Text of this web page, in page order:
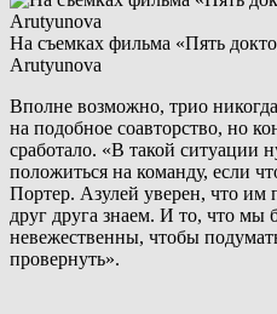
На съемках фильма «Пять
Arutyunova
Вполне возможно, трио
на подобное соавторство, но
сработало. «В такой ситуации
положиться на команду, если
Портер. Азулей уверен, что
друг друга знаем. И то, что мы
невежественны, чтобы
провернуть».